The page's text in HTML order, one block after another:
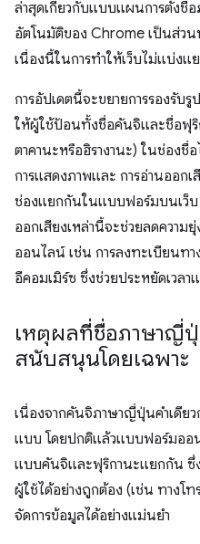
ล่าสุดเกี่ยวกับแบบแผนการตั้งชื่
อัตโนมัติของ Chrome เป็นส่วน
เนื่องนี้ในการทำให้เว็บไม่แบ่ง
การอัปเดตนี้จะขยายการรองรับ
ให้ผู้ใช้ป้อนทั้งชื่อคันจิและชื่อฟุริ
ตาคานะหรือฮิรางานะ) ในช่อง
การแสดงภาพและ การอ่านออกเ
ช่องแยกกันในแบบฟอร์มบนเว็บ
ออกเสียงเหล่านี้จะช่วยลดความ
ออนไลน์ เช่น การลงทะเบียนท
อีคอมเมิร์ซ ซึ่งช่วยประหยัดเวลา
เหตุผลที่ชื่อภาษาญี่ปุ่
สนับสนุนโดยเฉพาะ
เนื่องจากคันจิภาษาญี่ปุ่นคำเดีย
แบบ โดยปกติแล้วแบบฟอร์มออ
แบบคันจิและฟุริกานะแยกกัน ซึ่
ผู้ใช้ได้อย่างถูกต้อง (เช่น ทางโ
จัดการข้อมูลได้อย่างแม่นยำ